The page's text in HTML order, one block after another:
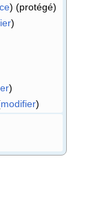
) (protégé)
)
)
modifier)